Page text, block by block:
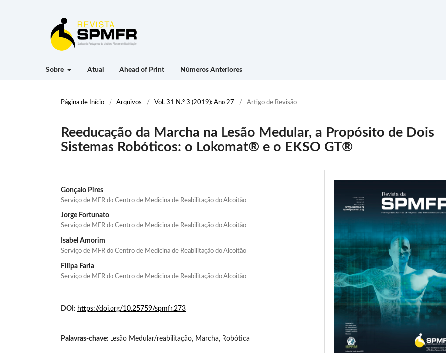
Sobre Atual Ahead of Print Números Anteriores
Página de Início / Arquivos / Vol. 31 N.º 3 (2019): Ano 27 / Artigo de Revisão
Reeducação da Marcha na Lesão Medular, a Propósito de Dois
Sistemas Robóticos: o Lokomat® e o EKSO GT®
Gonçalo Pires
Serviço de MFR do Centro de Medicina de Reabilitação do Alcoitão
Jorge Fortunato
Serviço de MFR do Centro de Medicina de Reabilitação do Alcoitão
Isabel Amorim
Serviço de MFR do Centro de Medicina de Reabilitação do Alcoitão
Filipa Faria
Serviço de MFR do Centro de Medicina de Reabilitação do Alcoitão
DOI: https://doi.org/10.25759/spmfr.273
Palavras-chave: Lesão Medular/reabilitação, Marcha, Robótica